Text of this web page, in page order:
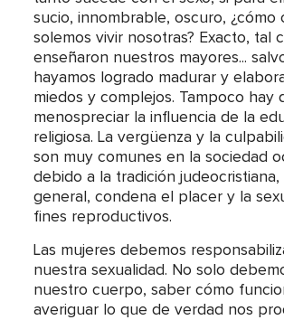
sucio, innombrable, oscuro, ¿cómo
solemos vivir nosotras? Exacto, tal
enseñaron nuestros mayores...
hayamos logrado madurar y
miedos y complejos. Tampoco hay
menospreciar la influencia de la
religiosa. La vergüenza y la
son muy comunes en la sociedad
debido a la tradición judeocristiana,
general, condena el placer y la
fines reproductivos.
Las mujeres debemos
nuestra sexualidad. No solo
nuestro cuerpo, saber cómo
averiguar lo que de verdad nos